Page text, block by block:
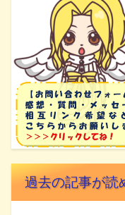
過去の記事が読